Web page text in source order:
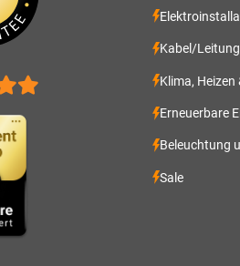
Kabel/
Klima,
Erneuerbare
Beleuchtung
Sale